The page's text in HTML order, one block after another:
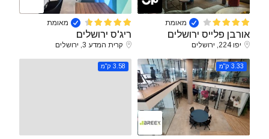
מאומת
אורבן פלייס ירושלים
יפו 224, ירושלים
מאומת
ריג'ס ירושלים
קרית המדע 3, ירושלים
3.33 ק"מ 3.58 ק"מ